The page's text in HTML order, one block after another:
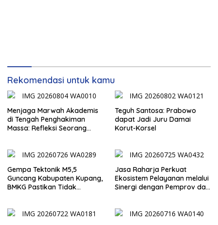
Rekomendasi untuk kamu
Menjaga Marwah Akademis
di Tengah Penghakiman
Massa: Refleksi Seorang
Teguh Santosa: Prabowo
dapat Jadi Juru Damai
Korut-Korsel
Gempa Tektonik M5,5
Guncang Kabupaten Kupang,
BMKG Pastikan Tidak
Jasa Raharja Perkuat
Ekosistem Pelayanan melalui
Sinergi dengan Pemprov dan